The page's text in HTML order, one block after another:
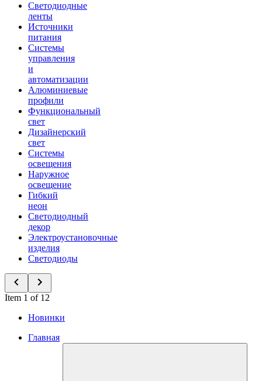
Светодиодные
ленты
Источники
питания
Системы
управления
и
автоматизации
Алюминиевые
профили
Функциональный
свет
Дизайнерский
свет
Системы
освещения
Наружное
освещение
Гибкий
неон
Светодиодный
декор
Электроустановочные
изделия
Светодиоды
Item 1 of 12
Новинки
Главная